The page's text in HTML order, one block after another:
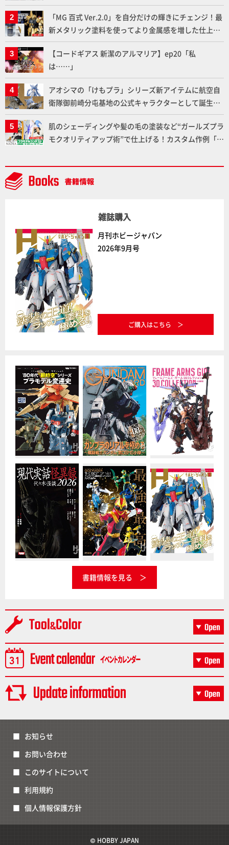
下ろしでご紹介!!さらに「大鉄人17」＆「ワンエイ
ト」セット情報もお届け！【超合金の魂】
「MG 百式 Ver.2.0」を自分だけの輝きにチェンジ！最
新メタリック塗料を使ってより金属感を増した仕上が
りに!!【試し読み】
【コードギアス 新潔のアルマリア】ep20「私
は……」
アオシマの「けもプラ」シリーズ新アイテムに航空自
衛隊御前崎分屯基地の公式キャラクターとして誕生し
た「おまねこ」が着任！けもプラ公式サイト限定版と
通常版の2ラインで発売！
肌のシェーディングや髪の毛の塗装など“ガールズプラ
モクオリティアップ術”で仕上げる！カスタム作例「白
デルコンテスト」～8月17日（月）11:59まで応募受付
中】
雑誌購入
月刊ホビージャパン
2026年9月号
ご購入はこちら
書籍情報を見る
お知らせ
お問い合わせ
このサイトについて
利用規約
個人情報保護方針
© HOBBY JAPAN